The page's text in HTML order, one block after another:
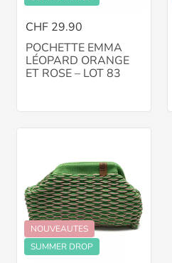
CHF 29.90
POCHETTE EMMA
LÉOPARD ORANGE
ET ROSE – LOT 83
NOUVEAUTES
SUMMER DROP